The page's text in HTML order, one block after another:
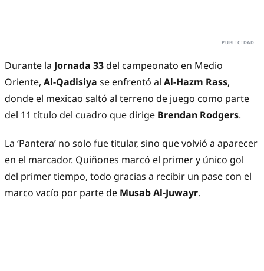
Durante la Jornada 33del campeonato en Medio
Oriente, Al-Qadisiya se enfrentó al Al-Hazm Rass,
donde el mexicao saltó al terreno de juego como parte
del 11 título del cuadro que dirige Brendan Rodgers.
La ‘Pantera’ no solo fue titular, sino que volvió a aparecer
en el marcador. Quiñones marcó el primer y único gol
del primer tiempo, todo gracias a recibir un pase con el
marco vacío por parte de Musab Al-Juwayr.